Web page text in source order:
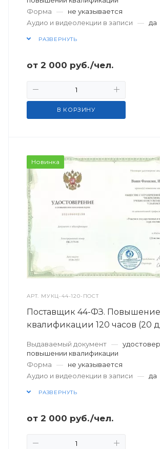
Форма
—
не указывается
Аудио и видеолекции в записи
— да
РАЗВЕРНУТЬ
от 2 000 руб./чел.
В КОРЗИНУ
Новинка
АРТ. МУКЦ-44-120-ПОСТ
Поставщик 44-ФЗ. Повышение
квалификации 120 часов (20
Выдаваемый документ —
повышении квалификации
Форма
—
не указывается
Аудио и видеолекции в записи
— да
РАЗВЕРНУТЬ
от 2 000 руб./чел.